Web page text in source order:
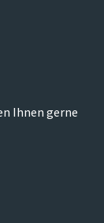
Ihnen gerne